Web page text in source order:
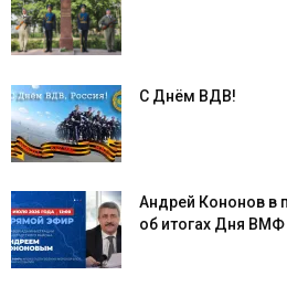
С Днём ВДВ!
Андрей Кононов в
об итогах Дня ВМФ